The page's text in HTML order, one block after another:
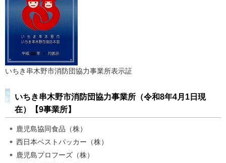
いちき串木野市消防団協力事業所表示証
いちき串木野市消防団協力事業所（令和8年4月1日現
在）【9事業所】
鹿児島協同食品（株）
西日本ベストパッカー（株）
鹿児島プロフーズ（株）